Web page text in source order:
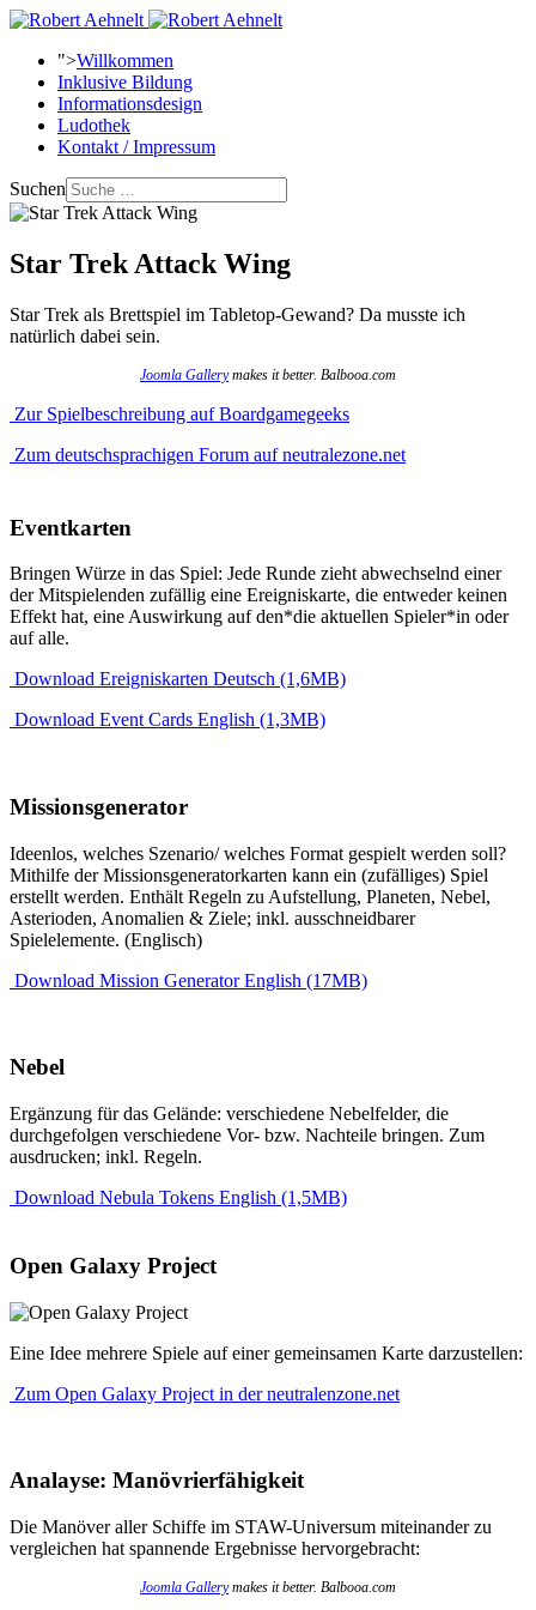
">Willkommen
Inklusive Bildung
Informationsdesign
Ludothek
Kontakt / Impressum
Suchen
Star Trek Attack Wing
Star Trek als Brettspiel im Tabletop-Gewand? Da musste ich
natürlich dabei sein.
Joomla Gallerymakes it better. Balbooa.com
Zur Spielbeschreibung auf Boardgamegeeks
Zum deutschsprachigen Forum auf neutralezone.net
Eventkarten
Bringen Würze in das Spiel: Jede Runde zieht abwechselnd einer
der Mitspielenden zufällig eine Ereigniskarte, die entweder keinen
Effekt hat, eine Auswirkung auf den*die aktuellen Spieler*in oder
auf alle.
Download Ereigniskarten Deutsch (1,6MB)
Download Event Cards English (1,3MB)
Missionsgenerator
Ideenlos, welches Szenario/ welches Format gespielt werden soll?
Mithilfe der Missionsgeneratorkarten kann ein (zufälliges) Spiel
erstellt werden. Enthält Regeln zu Aufstellung, Planeten, Nebel,
Asterioden, Anomalien & Ziele; inkl. ausschneidbarer
Spielelemente. (Englisch)
Download Mission Generator English (17MB)
Nebel
Ergänzung für das Gelände: verschiedene Nebelfelder, die
durchgefolgen verschiedene Vor- bzw. Nachteile bringen. Zum
ausdrucken; inkl. Regeln.
Download Nebula Tokens English (1,5MB)
Open Galaxy Project
Eine Idee mehrere Spiele auf einer gemeinsamen Karte darzustellen:
Zum Open Galaxy Project in der neutralenzone.net
Analayse: Manövrierfähigkeit
Die Manöver aller Schiffe im STAW-Universum miteinander zu
vergleichen hat spannende Ergebnisse hervorgebracht:
Joomla Gallerymakes it better. Balbooa.com